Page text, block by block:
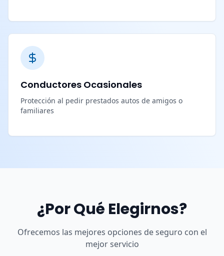
Conductores Ocasionales
Protección al pedir prestados autos de amigos o
familiares
¿Por Qué Elegirnos?
Ofrecemos las mejores opciones de seguro con el
mejor servicio